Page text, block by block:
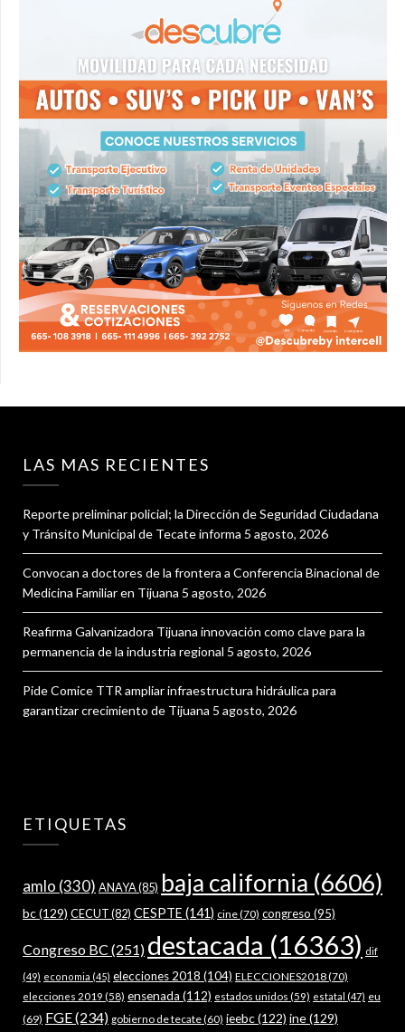
LAS MAS RECIENTES
Reporte preliminar policial; la Dirección de Seguridad Ciudadana
y Tránsito Municipal de Tecate informa 5 agosto, 2026
Convocan a doctores de la frontera a Conferencia Binacional de
Medicina Familiar en Tijuana 5 agosto, 2026
Reafirma Galvanizadora Tijuana innovación como clave para la
permanencia de la industria regional 5 agosto, 2026
Pide Comice TTR ampliar infraestructura hidráulica para
garantizar crecimiento de Tijuana 5 agosto, 2026
ETIQUETAS
amlo (330) ANAYA(85) baja california (6606)
bc(129) CECUT(82) CESPTE (141) cine(70) congreso (95)
Congreso BC (251) destacada (16363) dif
(49) economia (45) elecciones 2018 (104) ELECCIONES2018(70)
elecciones 2019 (58) ensenada (112) estados unidos (59) estatal (47) eu
(69) FGE(234) gobierno de tecate(60) ieebc(122) ine(129)